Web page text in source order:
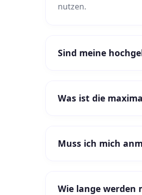
nutzen.
Sind meine
Was ist die
Muss ich mich
Wie lange werden